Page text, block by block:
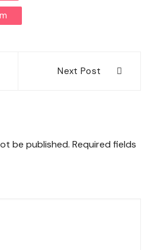
Next Post
be published. Required fields